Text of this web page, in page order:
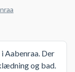
Aabenraa. Der
og bad.